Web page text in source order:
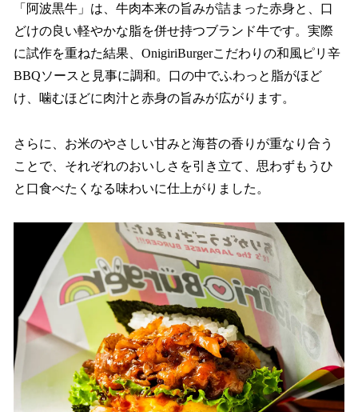
「阿波黒牛」は、牛肉本来の旨みが詰まった赤身と、口
どけの良い軽やかな脂を併せ持つブランド牛です。実際
に試作を重ねた結果、OnigiriBurgerこだわりの和風ピリ辛
BBQソースと見事に調和。口の中でふわっと脂がほど
け、噛むほどに肉汁と赤身の旨みが広がります。
さらに、お米のやさしい甘みと海苔の香りが重なり合う
ことで、それぞれのおいしさを引き立て、思わずもうひ
と口食べたくなる味わいに仕上がりました。